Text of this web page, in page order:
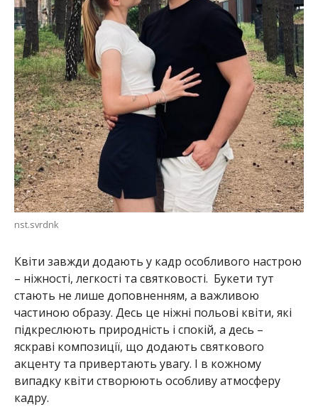
nst.svrdnk
Квіти завжди додають у кадр особливого настрою
– ніжності, легкості та святковості. Букети тут
стають не лише доповненням, а важливою
частиною образу. Десь це ніжні польові квіти, які
підкреслюють природність і спокій, а десь –
яскраві композиції, що додають святкового
акценту та привертають увагу. І в кожному
випадку квіти створюють особливу атмосферу
кадру.